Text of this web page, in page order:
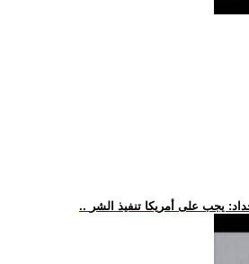
حداد: يجب على أمريكا تنفيذ الشر